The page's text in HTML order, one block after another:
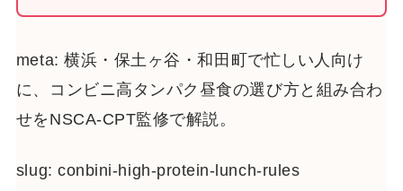
meta: 横浜・保土ヶ谷・和田町で忙しい人向け
に、コンビニ高タンパク昼食の選び方と組み合わ
せをNSCA-CPT監修で解説。
slug: conbini-high-protein-lunch-rules